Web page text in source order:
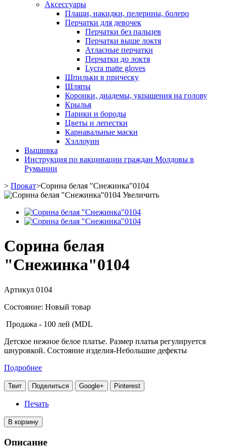
Аксессуары
Плащи, накидки, пелерины, болеро
Перчатки для девочек
Перчатки без пальцев
Перчатки выше локтя
Атласные перчатки
Перчатки до локтя
Lycra matte gloves
Шпильки в прическу
Шляпы
Коронки, диадемы, украшения на голову
Крылья
Парики и бороды
Цветы и лепестки
Карнавальные маски
Хэллоуин
Вышивка
Инструкция по вакцинации граждан Молдовы в
Румынии
> Прокат>Сорина белая "Снежинка"0104
Увеличить
Сорина белая
"Снежинка"0104
Артикул 0104
Состояние: Новый товар
Продажа - 100 лей (MDL
Детское нежное белое платье. Размер платья регулируется
шнуровкой. Состояние изделия-Небольшие дефекты
Подробнее
Твит Поделиться Google+ Pinterest
Печать
В корзину
Описание